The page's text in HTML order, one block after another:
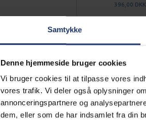
Samtykke
Denne hjemmeside bruger cookies
Vi bruger cookies til at tilpasse vores
vores trafik. Vi deler også oplysninger
annonceringspartnere og
dem, eller som de har indsamlet fra din
396,00 DKK